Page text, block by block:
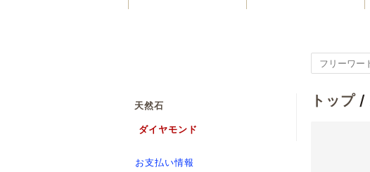
天然石
ダイヤモンド
お支払い情報
トップ/